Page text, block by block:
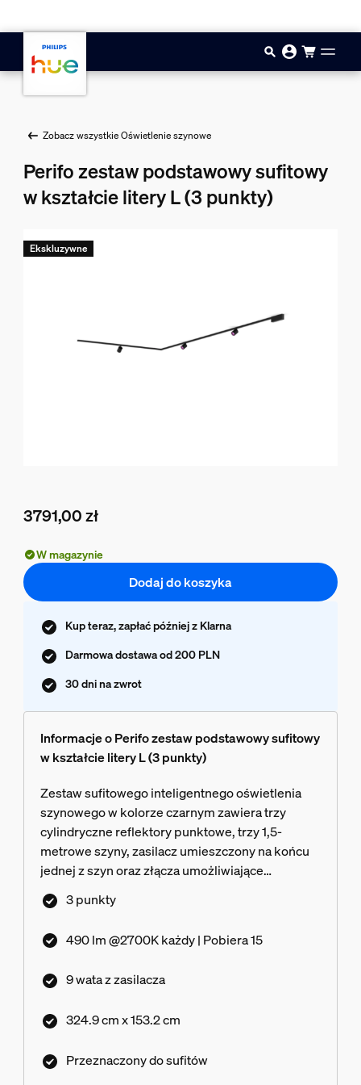
Zobacz wszystkie Oświetlenie szynowe
Perifo zestaw podstawowy sufitowy
w kształcie litery L (3 punkty)
3791,00 zł
Ekskluzywne
W magazynie
Dodaj do koszyka
Kup teraz, zapłać później z Klarna
Darmowa dostawa od 200 PLN
30 dni na zwrot
Informacje o Perifo zestaw podstawowy sufitowy
w kształcie litery L (3 punkty)
Zestaw sufitowego inteligentnego oświetlenia
szynowego w kolorze czarnym zawiera trzy
cylindryczne reflektory punktowe, trzy 1,5-
metrowe szyny, zasilacz umieszczony na końcu
jednej z szyn oraz złącza umożliwiające
utworzenie kształtu litery L skierowanej w lewo.
3 punkty
490 lm @2700K każdy | Pobiera 15
9 wata z zasilacza
324.9 cm x 153.2 cm
Przeznaczony do sufitów